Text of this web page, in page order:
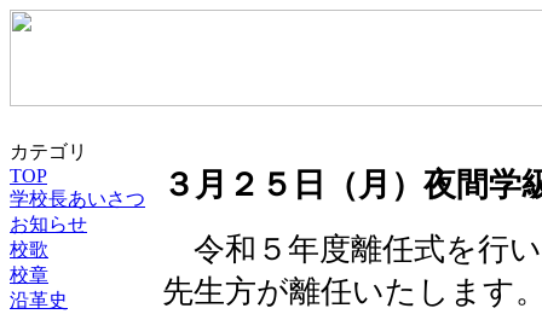
カテゴリ
TOP
学校長あいさつ
お知らせ
校歌
校章
沿革史
３月２５日（月）夜間
令和５年度離任式を行
先生方が離任いたします